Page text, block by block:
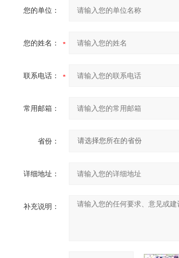
您的单位：
您的姓名：
联系电话：
常用邮箱：
省份：
详细地址：
补充说明：